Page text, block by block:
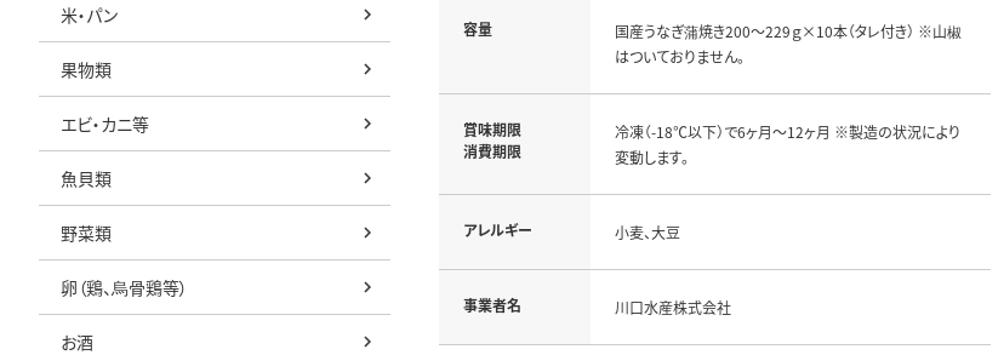
米・パン
果物類
エビ・カニ等
魚貝類
野菜類
卵（鶏、烏骨鶏等）
お酒
容量
国産うなぎ蒲焼き200～229ｇ×10本（タレ付き） ※山椒
はついておりません。
賞味期限
消費期限
冷凍（-18℃以下）で6ヶ月～12ヶ月 ※製造の状況により
変動します。
アレルギー 小麦、大豆
事業者名 川口水産株式会社